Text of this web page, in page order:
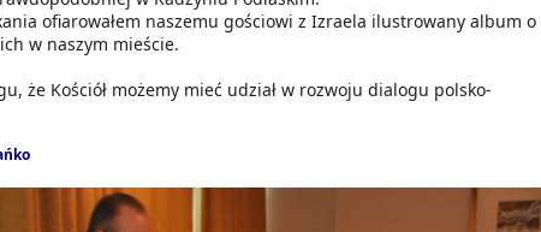
ofiarowałem naszemu gościowi z Izraela ilustrowany album o
w naszym mieście.
że Kościół możemy mieć udział w rozwoju dialogu polsko-